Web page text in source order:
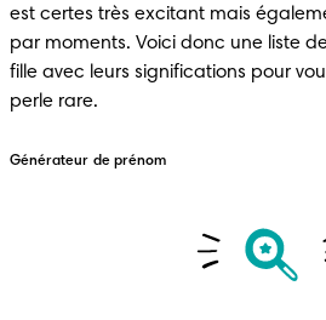
est certes très excitant mais
par moments. Voici donc une liste
fille avec leurs significations pour
perle rare.
Générateur de prénom